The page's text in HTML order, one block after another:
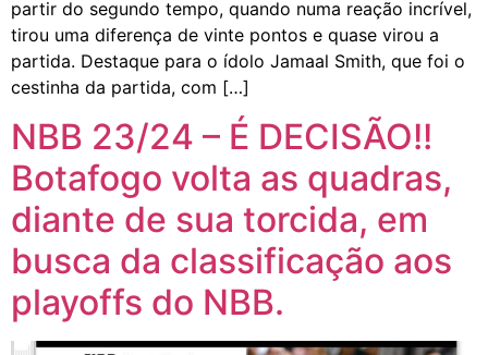
partir do segundo tempo, quando numa reação incrível,
tirou uma diferença de vinte pontos e quase virou a
partida. Destaque para o ídolo Jamaal Smith, que foi o
cestinha da partida, com […]
NBB 23/24 – É DECISÃO!!
Botafogo volta as quadras,
diante de sua torcida, em
busca da classificação aos
playoffs do NBB.